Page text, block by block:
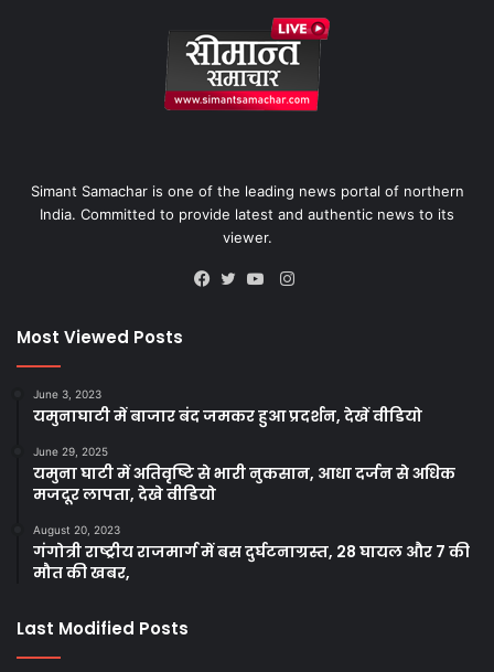
Simant Samachar is one of the leading news portal of northern
India. Committed to provide latest and authentic news to its
viewer.
Instagram
Most Viewed Posts
June 3, 2023
यमुनाघाटी में बाजार बंद जमकर हुआ प्रदर्शन, देखें वीडियो
June 29, 2025
यमुना घाटी में अतिवृष्टि से भारी नुकसान, आधा दर्जन से अधिक
मजदूर लापता, देखे वीडियो
August 20, 2023
गंगोत्री राष्ट्रीय राजमार्ग में बस दुर्घटनाग्रस्त, 28 घायल और 7 की
मौत की खबर,
Last Modified Posts